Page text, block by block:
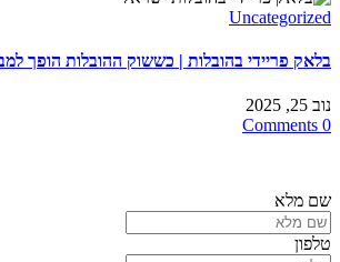
Uncategorized
בלאק פריידי בהובלות | כששוק ההובלות הופך
נוב 25, 2025
0 Comments
שם מלא
טלפון